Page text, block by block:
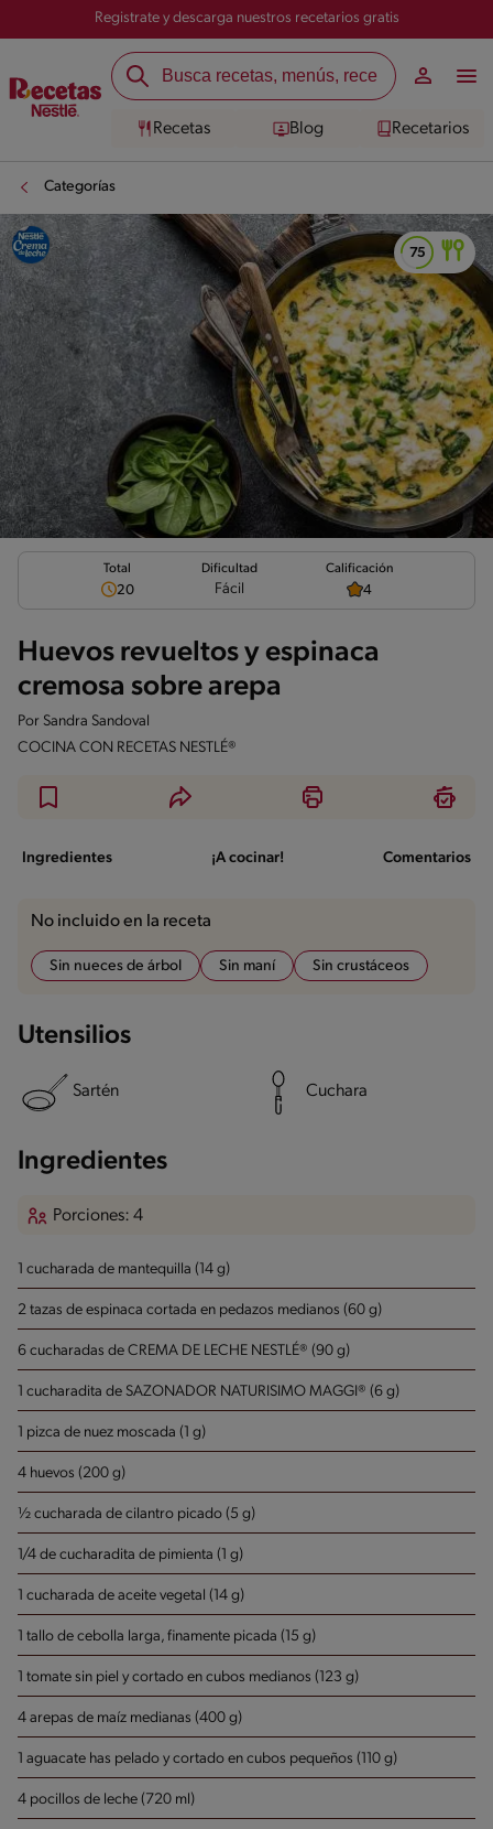
Registrate y descarga nuestros recetarios gratis
Recetas Blog Recetarios
Categorías
Total
20
Dificultad
Fácil
Calificación
4
Huevos revueltos y espinaca
cremosa sobre arepa
Por Sandra Sandoval
COCINA CON RECETAS NESTLÉ®
Ingredientes ¡A cocinar! Comentarios
No incluido en la receta
Sin nueces de árbol Sin maní Sin crustáceos
Utensilios
Sartén Cuchara
Ingredientes
Porciones: 4
1 cucharada de mantequilla (14 g)
2 tazas de espinaca cortada en pedazos medianos (60 g)
6 cucharadas de CREMA DE LECHE NESTLÉ® (90 g)
1 cucharadita de SAZONADOR NATURISIMO MAGGI® (6 g)
1 pizca de nuez moscada (1 g)
4 huevos (200 g)
½ cucharada de cilantro picado (5 g)
1/4 de cucharadita de pimienta (1 g)
1 cucharada de aceite vegetal (14 g)
1 tallo de cebolla larga, finamente picada (15 g)
1 tomate sin piel y cortado en cubos medianos (123 g)
4 arepas de maíz medianas (400 g)
1 aguacate has pelado y cortado en cubos pequeños (110 g)
4 pocillos de leche (720 ml)